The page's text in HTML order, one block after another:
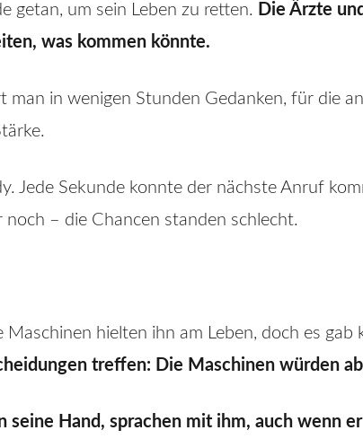
getan, um sein Leben zu retten. Die Ärzte
was kommen könnte.
in wenigen Stunden Gedanken, für die
Jede Sekunde konnte der nächste Anruf
– die Chancen standen schlecht.
hielten ihn am Leben, doch es gab
treffen: Die Maschinen würden
seine Hand, sprachen mit ihm, auch wenn